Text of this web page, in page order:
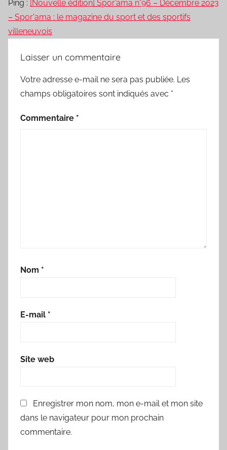
Ping : [Nouvelle édition] Spor’ama n°96 – Décembre 2023
– Spor'ama : le magazine du sport et des sportifs
villeneuvois
Laisser un commentaire
Votre adresse e-mail ne sera pas publiée. Les
champs obligatoires sont indiqués avec *
Commentaire *
Nom *
E-mail *
Site web
Enregistrer mon nom, mon e-mail et mon site
dans le navigateur pour mon prochain
commentaire.